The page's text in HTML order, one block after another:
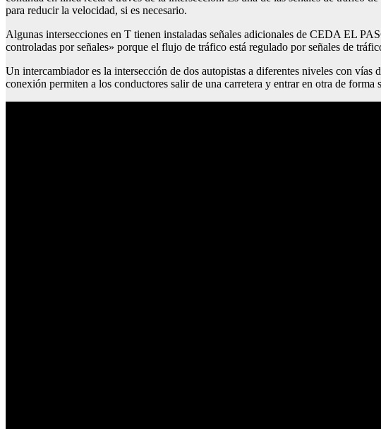
para reducir la velocidad, si es necesario.
Algunas intersecciones en T tienen instaladas señales adicionales de CEDA EL
controladas por señales» porque el flujo de tráfico está regulado por señales de
Un intercambiador es la intersección de dos autopistas a diferentes niveles con vías
conexión permiten a los conductores salir de una carretera y entrar en otra de